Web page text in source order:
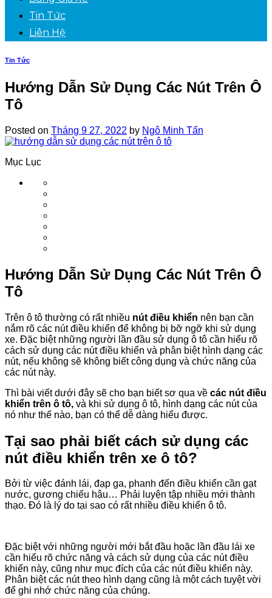
Tin Tức
Liên Hệ
Tin Tức
Hướng Dẫn Sử Dụng Các Nút Trên Ô
Tô
Posted on Tháng 9 27, 2022 by Ngô Minh Tấn
Mục Lục
Hướng Dẫn Sử Dụng Các Nút Trên Ô
Tô
Trên ô tô thường có rất nhiều nút điều khiển nên bạn cần
nắm rõ các nút điều khiển để không bị bỡ ngỡ khi sử dụng
xe. Đặc biệt những người lần đầu sử dụng ô tô cần hiểu rõ
cách sử dụng các nút điều khiển và phân biệt hình dạng các
nút, nếu không sẽ không biết công dụng và chức năng của
các nút này.
Thì bài viết dưới đây sẽ cho bạn biết sơ qua về các nút điều
khiển trên ô tô, và khi sử dụng ô tô, hình dạng các nút của
nó như thế nào, bạn có thể dễ dàng hiểu được.
Tại sao phải biết cách sử dụng các
nút điều khiển trên xe ô tô?
Bởi từ việc đánh lái, đạp ga, phanh đến điều khiển cần gạt
nước, gương chiếu hậu… Phải luyện tập nhiều mới thành
thạo. Đó là lý do tại sao có rất nhiều điều khiển ô tô.
Đặc biệt với những người mới bắt đầu hoặc lần đầu lái xe
cần hiểu rõ chức năng và cách sử dụng của các nút điều
khiển này, cũng như mục đích của các nút điều khiển này.
Phân biệt các nút theo hình dạng cũng là một cách tuyệt vời
để ghi nhớ chức năng của chúng.